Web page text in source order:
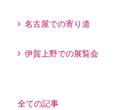
名古屋での寄り道
伊賀上野での展覧会
全ての記事